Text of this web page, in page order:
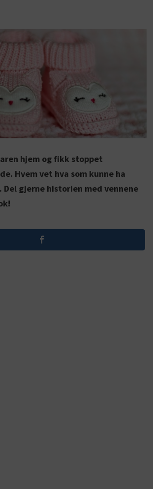
hjem og fikk stoppet
Hvem vet hva som kunne ha
Del gjerne historien med vennene